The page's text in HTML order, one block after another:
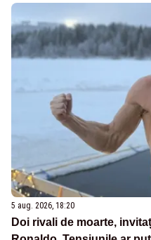
5 aug. 2026, 18:20
Doi rivali de moarte,